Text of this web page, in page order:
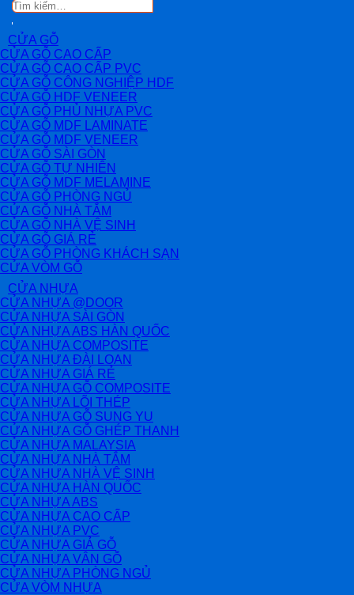
Tìm
CỬA GỖ
CỬA GỖ CAO CẤP
CỬA GỖ CAO CẤP PVC
CỬA GỖ CÔNG NGHIỆP HDF
CỬA GỖ HDF VENEER
CỬA GỖ PHỦ NHỰA PVC
CỬA GỖ MDF LAMINATE
CỬA GỖ MDF VENEER
CỬA GỖ SÀI GÒN
CỬA GỖ TỰ NHIÊN
CỬA GỖ MDF MELAMINE
CỬA GỖ PHÒNG NGỦ
CỬA GỖ NHÀ TẮM
CỬA GỖ NHÀ VỆ SINH
CỬA GỖ GIÁ RẺ
CỬA GỖ PHÒNG KHÁCH SẠN
CỬA VÒM GỖ
CỬA NHỰA
CỬA NHỰA @DOOR
CỬA NHỰA SÀI GÒN
CỬA NHỰA ABS HÀN QUỐC
CỬA NHỰA COMPOSITE
CỬA NHỰA ĐÀI LOAN
CỬA NHỰA GIÁ RẺ
CỬA NHỰA GỖ COMPOSITE
CỬA NHỰA LÕI THÉP
CỬA NHỰA GỖ SUNG YU
CỬA NHỰA GỖ GHÉP THANH
CỬA NHỰA MALAYSIA
CỬA NHỰA NHÀ TẮM
CỬA NHỰA NHÀ VỆ SINH
CỬA NHỰA HÀN QUỐC
CỬA NHỰA ABS
CỬA NHỰA CAO CẤP
CỬA NHỰA PVC
CỬA NHỰA GIẢ GỖ
CỬA NHỰA VÂN GỖ
CỬA NHỰA PHÒNG NGỦ
CỬA VÒM NHỰA